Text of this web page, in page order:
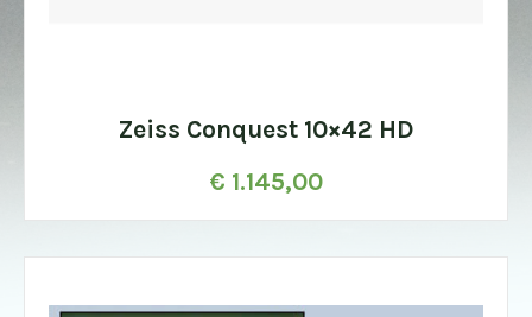
Zeiss Conquest 10×42 HD
€ 1.145,00